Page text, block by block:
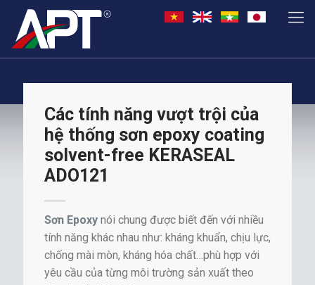
Các tính năng vượt trội của
hệ thống sơn epoxy coating
solvent-free KERASEAL
ADO121
Sơn Epoxy nói chung được biết đến với nhiều
tính năng khác nhau như: kháng khuẩn, chịu lực,
chống mài mòn, kháng hóa chất…phù hợp với
yêu cầu của từng môi trường sản xuất theo